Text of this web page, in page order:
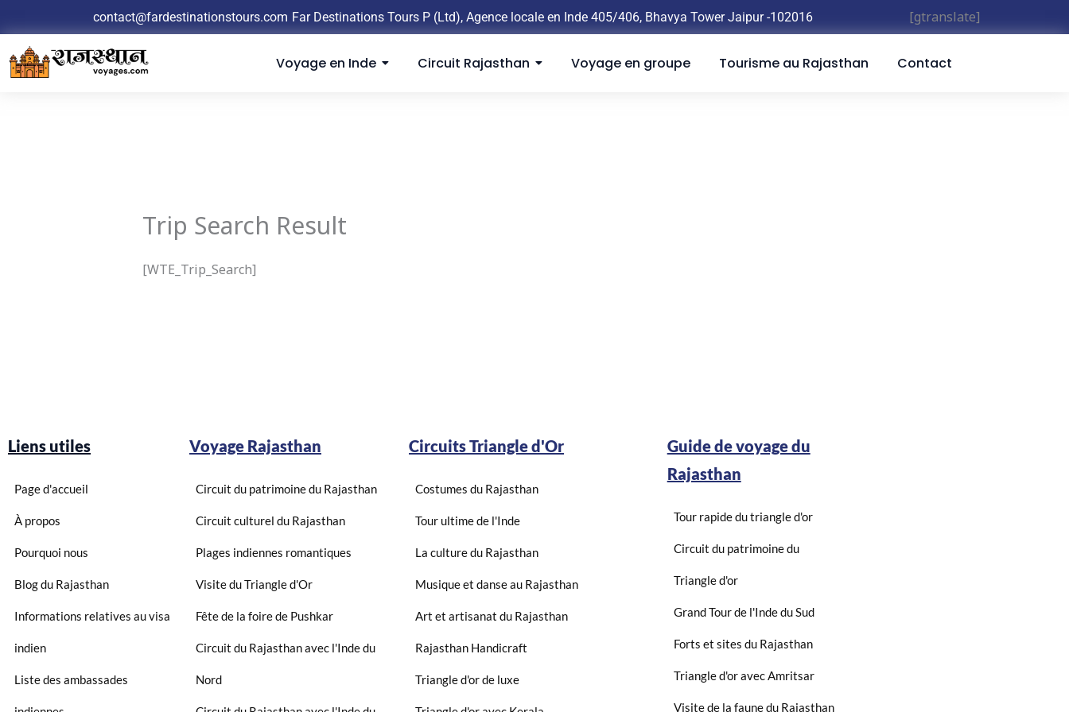
au
contenu
contact@fardestinationstours.com Far Destinations Tours P (Ltd), Agence locale en Inde 405/406, Bhavya Tower Jaipur-102016 [gtranslate]
Voyage en Inde Circuit Rajasthan Voyage en groupe Tourisme au Rajasthan Contact
Trip Search Result
[WTE_Trip_Search]
Liens utiles
Page d'accueil
À propos
Pourquoi nous
Blog du Rajasthan
Informations relatives au visa
indien
Liste des ambassades
Voyage Rajasthan
Circuit du patrimoine du Rajasthan
Circuit culturel du Rajasthan
Plages indiennes romantiques
Visite du Triangle d'Or
Fête de la foire de Pushkar
Circuit du Rajasthan avec l'Inde du
Nord
Circuits Triangle d'Or
Costumes du Rajasthan
Tour ultime de l'Inde
La culture du Rajasthan
Musique et danse au Rajasthan
Art et artisanat du Rajasthan
Rajasthan Handicraft
Triangle d'or de luxe
Guide de voyage du
Rajasthan
Tour rapide du triangle d'or
Circuit du patrimoine du
Triangle d'or
Grand Tour de l'Inde du Sud
Forts et sites du Rajasthan
Triangle d'or avec Amritsar
Visite de la faune du Rajasthan